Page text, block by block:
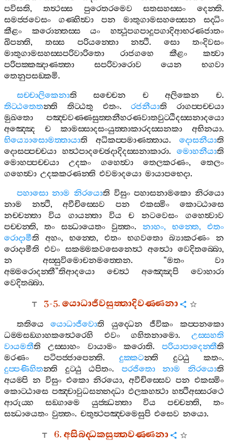
පවිසති, තත්‍ථස‍්ස පුරෙතරමෙව සතසහස‍්සං දෙන‍්ති.
සමජ‍්ජවෙසං
ගණ‍්හිත්‍වා පන මාතුගාමසහස‍්සෙන
සද‍්ධිං
කීළං
කරොන‍්තස‍්ස යං
හත්‍ථූපගපාදූපගාදිආභරණජාතං
ඛිපන‍්ති, තස‍්ස පරියන‍්තො නත්‍ථි.සො
තංදිවසං
මාතුගාමසහස‍්සපරිවාරිතො
රාජගහෙ කීළං
කත්‍වා
පරිපක‍්කඤාණත‍්තා
සපරිවාරොව යෙන
භගවා
තෙනුපසඞ‍්කමි.
සච‍්චාලිකෙනාති සච‍්චෙන ච අලිකෙන ච.
තිට‍්ඨතෙතන‍්ති තිට‍්ඨතු එතං.රජනීයාති
රාගප‍්පච‍්චයා
මුඛතො
පඤ‍්චවණ‍්ණසුත‍්තනීහරණවාතවුට‍්ඨිදස‍්සනාදයො
අඤ‍්ඤෙ
ච කාමස‍්සාදසංයුත‍්තාකාරදස‍්සනකා අභිනයා.
භිය්‍යොසොමත‍්තායාති අධිකප‍්පමාණත‍්තාය. දොසනීයාති
දොසප‍්පච‍්චයා හත්‍ථපාදච‍්ඡෙදාදිදස‍්සනාකාරා. මොහනීයාති
මොහප‍්පච‍්චයා
උදකං ගහෙත්‍වා තෙලකරණං, තෙලං
ගහෙත්‍වා උදකකරණන‍්ති එවමාදයො මායාපභෙදා.
පහාසො නාම නිරයොති විසුං පහාසනාමකො නිරයො
නාම
නත්‍ථි,අවීචිස‍්සෙව පන එකස‍්මිං
කොට‍්ඨාසෙ
නච‍්චන‍්තා
විය ගායන‍්තා විය ච නටවෙසං
ගහෙත්‍වාව
පච‍්චන‍්ති, තං සන්‍ධායෙතං වුත‍්තං. නාහං, භන‍්තෙ, එතං
රොදාමීති අහං, භන‍්තෙ, එතං භගවතො බ්‍යාකරණං
න
රොදාමීති එවං සකම‍්මකවසෙනෙත්‍ථ අත්‍ථො වෙදිතබ‍්බො,
න
අස‍්සුවිමොචනමත‍්තෙන. “මතං
වා
අම‍්මරොදන‍්තී”තිආදයො චෙත්‍ථ අඤ‍්ඤෙපි
වොහාරා
වෙදිතබ‍්බා.
3-5.යොධාජීවසුත‍්තාදිවණ‍්ණනා
තතියෙ යොධාජීවොති යුද‍්ධෙන ජීවිකං
කප‍්පනකො
ධම‍්මසඞ‍්ගාහකත්‍ථෙරෙහි
එවං ගහිතනාමො.උස‍්සහති
වායමතීති උස‍්සාහං වායාමං කරොති. පරියාපාදෙන‍්තීති
මරණං
පටිපජ‍්ජාපෙන‍්ති. දුක‍්කටන‍්ති දුට‍්ඨු කතං.
දුප‍්පණිහිතන‍්ති දුට‍්ඨු ඨපිතං. පරජිතො නාම නිරයොති
අයම‍්පි න විසුං එකො නිරයො,අවීචිස‍්සෙව පන එකස‍්මිං
කොට‍්ඨාසෙ පඤ‍්චාවුධසන‍්නද‍්ධා ඵලකහත්‍ථා හත්‍ථිඅස‍්සරථෙ
ආරුය‍්හ
සඞ‍්ගාමෙ යුජ‍්ඣන‍්තා විය පච‍්චන‍්ති,තං
සන්‍ධායෙතං වුත‍්තං. චතුත්‍ථපඤ‍්චමෙසුපි එසෙව නයො.
6.අසිබද‍්ධකසුත‍්තවණ‍්ණනා